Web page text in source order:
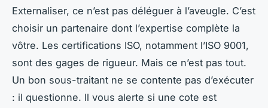
Externaliser, ce n’est pas déléguer à l’aveugle. C’est
choisir un partenaire dont l’expertise complète la
vôtre. Les certifications ISO, notamment l’ISO 9001,
sont des gages de rigueur. Mais ce n’est pas tout.
Un bon sous-traitant ne se contente pas d’exécuter
: il questionne. Il vous alerte si une cote est